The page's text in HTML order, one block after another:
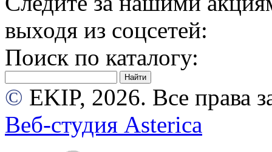
выходя из соцсетей:
Поиск по каталогу:
© EKIP, 2026. Все права
Веб-студия Asterica